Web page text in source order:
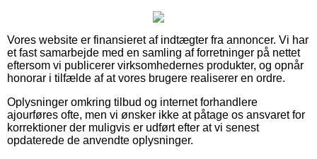
Vores website er finansieret af indtægter fra annoncer. Vi har
et fast samarbejde med en samling af forretninger på nettet
eftersom vi publicerer virksomhedernes produkter, og opnår
honorar i tilfælde af at vores brugere realiserer en ordre.
Oplysninger omkring tilbud og internet forhandlere
ajourføres ofte, men vi ønsker ikke at påtage os ansvaret for
korrektioner der muligvis er udført efter at vi senest
opdaterede de anvendte oplysninger.